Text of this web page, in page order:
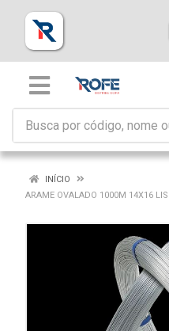
INÍCIO
ARAME OVALADO 1000M 14X16